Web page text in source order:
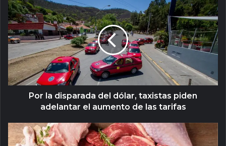
Por la disparada del dólar, taxistas piden
adelantar el aumento de las tarifas